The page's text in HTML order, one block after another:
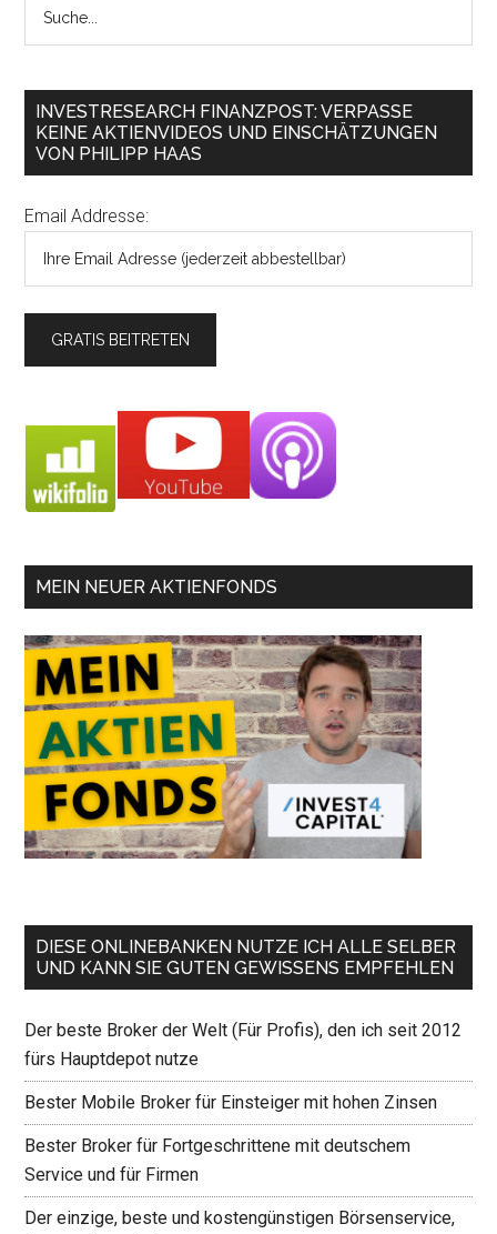
INVESTRESEARCH FINANZPOST: VERPASSE
KEINE AKTIENVIDEOS UND EINSCHÄTZUNGEN
VON PHILIPP HAAS
Email Addresse:
MEIN NEUER AKTIENFONDS
DIESE ONLINEBANKEN NUTZE ICH ALLE SELBER
UND KANN SIE GUTEN GEWISSENS EMPFEHLEN
Der beste Broker der Welt (Für Profis), den ich seit 2012
fürs Hauptdepot nutze
Bester Mobile Broker für Einsteiger mit hohen Zinsen
Bester Broker für Fortgeschrittene mit deutschem
Service und für Firmen
Der einzige, beste und kostengünstigen Börsenservice,